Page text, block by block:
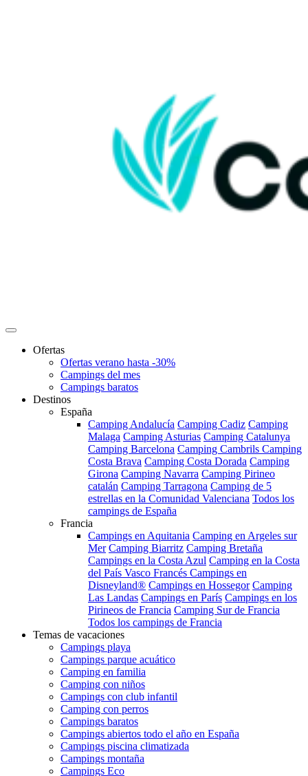
Ofertas
Ofertas verano hasta -30%
Campings del mes
Campings baratos
Destinos
España
Camping Andalucía Camping Cadiz Camping
Malaga Camping Asturias Camping Catalunya
Camping Barcelona Camping Cambrils Camping
Costa Brava Camping Costa Dorada Camping
Girona Camping Navarra Camping Pirineo
catalán Camping Tarragona Camping de 5
estrellas en la Comunidad Valenciana Todos los
campings de España
Francia
Campings en Aquitania Camping en Argeles sur
Mer Camping Biarritz Camping Bretaña
Campings en la Costa Azul Camping en la Costa
del País Vasco Francés Campings en
Disneyland® Campings en Hossegor Camping
Las Landas Campings en París Campings en los
Pirineos de Francia Camping Sur de Francia
Todos los campings de Francia
Temas de vacaciones
Campings playa
Campings parque acuático
Camping en familia
Camping con niños
Campings con club infantil
Camping con perros
Campings baratos
Campings abiertos todo el año en España
Campings piscina climatizada
Campings montaña
Campings Eco